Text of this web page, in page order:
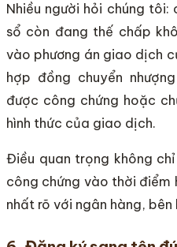
Nhiều người hỏi chúng tôi:
sổ còn đang thế chấp
vào phương án giao dịch
hợp đồng chuyển
được công chứng hoặc
hình thức của giao dịch.
Điều quan trọng không
công chứng vào thời điểm
nhất rõ với ngân hàng, bên